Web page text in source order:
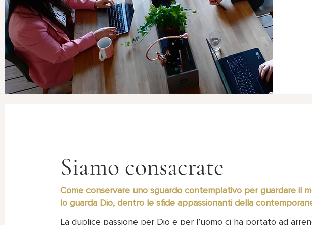
Siamo consacrate
Come conservare uno sguardo contemplativo per guardare il
lo guarda Dio, dentro le sfide appassionanti della
La duplice passione per Dio e per l’uomo ci ha portato ad